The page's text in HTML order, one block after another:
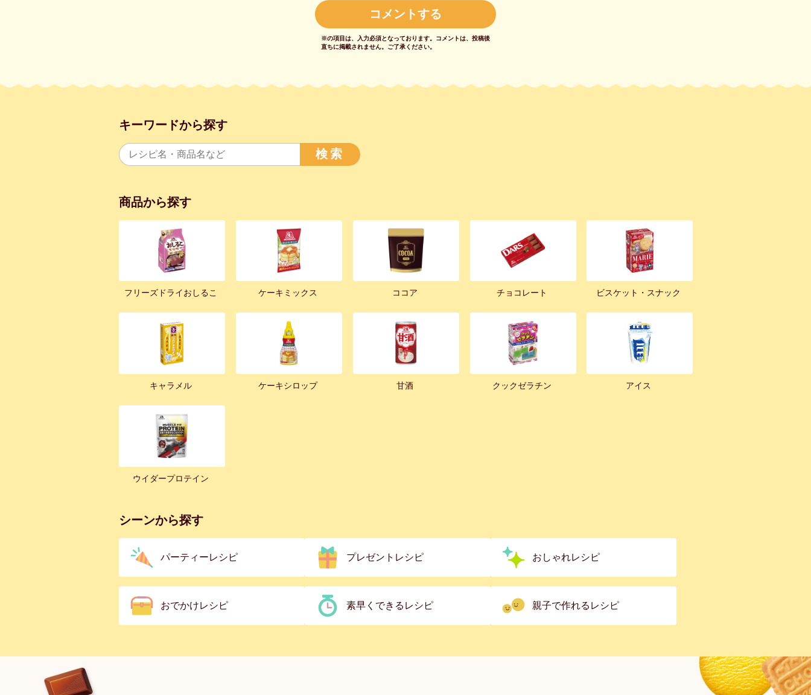
※の項目は、入力必須となっております。 コメントは、投稿後
直ちに掲載されません。 ご了承ください。
キーワードから探す
検索
商品から探す
フリーズドライおしるこ ケーキミックス ココア チョコレート ビスケット・スナック
キャラメル ケーキシロップ 甘酒 クックゼラチン アイス
ウイダープロテイン
シーンから探す
パーティーレシピ プレゼントレシピ おしゃれレシピ
おでかけレシピ 素早くできるレシピ 親子で作れるレシピ